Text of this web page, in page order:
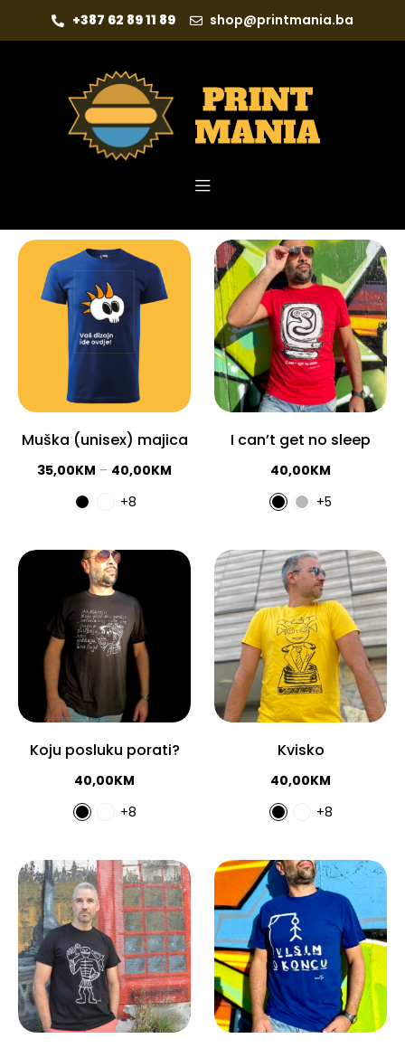
+387 62 89 11 89 shop@printmania.ba
Muška (unisex) majica
35,00KM – 40,00KM
+8
I can’t get no sleep
40,00KM
+5
Koju posluku porati?
40,00KM
+8
Kvisko
40,00KM
+8